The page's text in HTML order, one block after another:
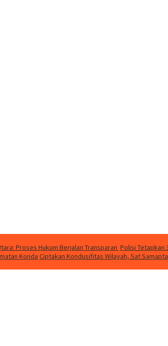
Proses Hukum Berjalan Transparan Polisi Tetapkan
Konda Ciptakan Kondusifitas Wilayah, Sat